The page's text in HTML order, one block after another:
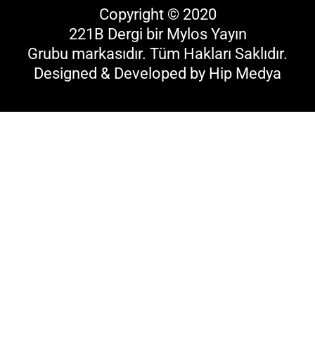
Copyright © 2020
221B Dergi bir Mylos Yayın
Grubu markasıdır. Tüm Hakları Saklıdır.
Designed & Developed by Hip Medya